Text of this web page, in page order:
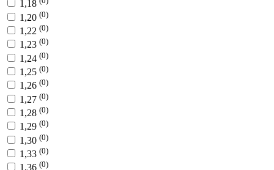
1,18
1,20 (0)
1,22 (0)
1,23 (0)
1,24 (0)
1,25 (0)
1,26 (0)
1,27 (0)
1,28 (0)
1,29 (0)
1,30 (0)
1,33 (0)
1,36 (0)